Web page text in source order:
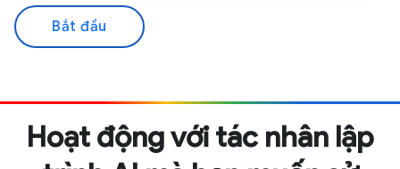
Bắt đầu
Hoạt động với tác nhân lập